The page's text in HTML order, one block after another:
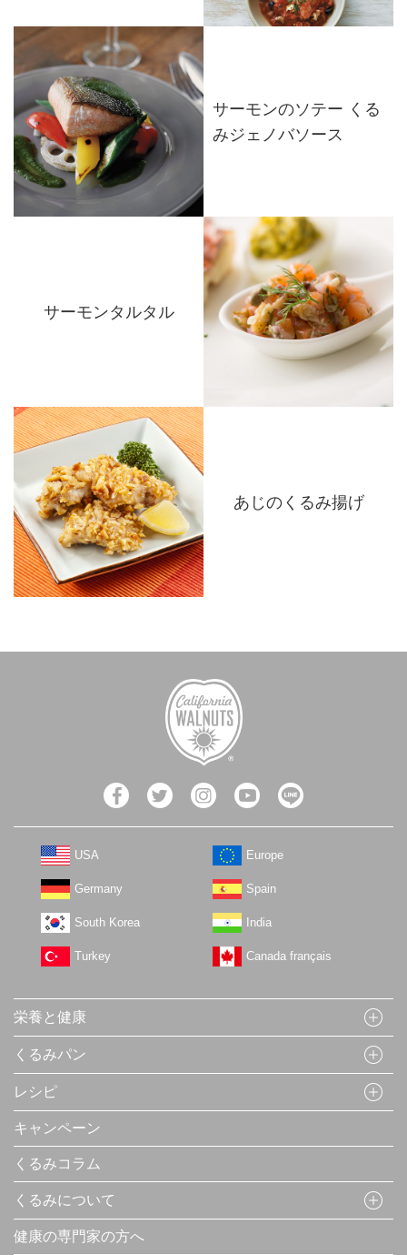
サーモンのソテー くる
みジェノバソース
サーモンタルタル
あじのくるみ揚げ
USA Europe
Germany Spain
South Korea India
Turkey Canada français
栄養と健康
くるみパン
レシピ
キャンペーン
くるみコラム
くるみについて
健康の専門家の方へ